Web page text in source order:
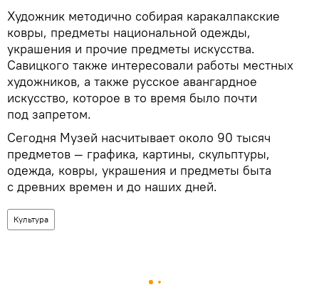
Художник методично собирая каракалпакские
ковры, предметы национальной одежды,
украшения и прочие предметы искусства.
Савицкого также интересовали работы местных
художников, а также русское авангардное
искусство, которое в то время было почти
под запретом.
Сегодня Музей насчитывает около 90 тысяч
предметов — графика, картины, скульптуры,
одежда, ковры, украшения и предметы быта
с древних времен и до наших дней.
Культура